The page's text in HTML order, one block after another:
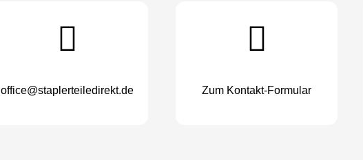
office@staplerteiledirekt.de Zum Kontakt-Formular